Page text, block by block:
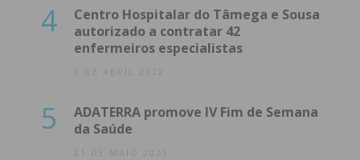
4
Centro Hospitalar do Tâmega e Sousa
autorizado a contratar 42
enfermeiros especialistas
8 DE ABRIL 2022
5
ADATERRA promove IV Fim de Semana
da Saúde
21 DE MAIO 2021